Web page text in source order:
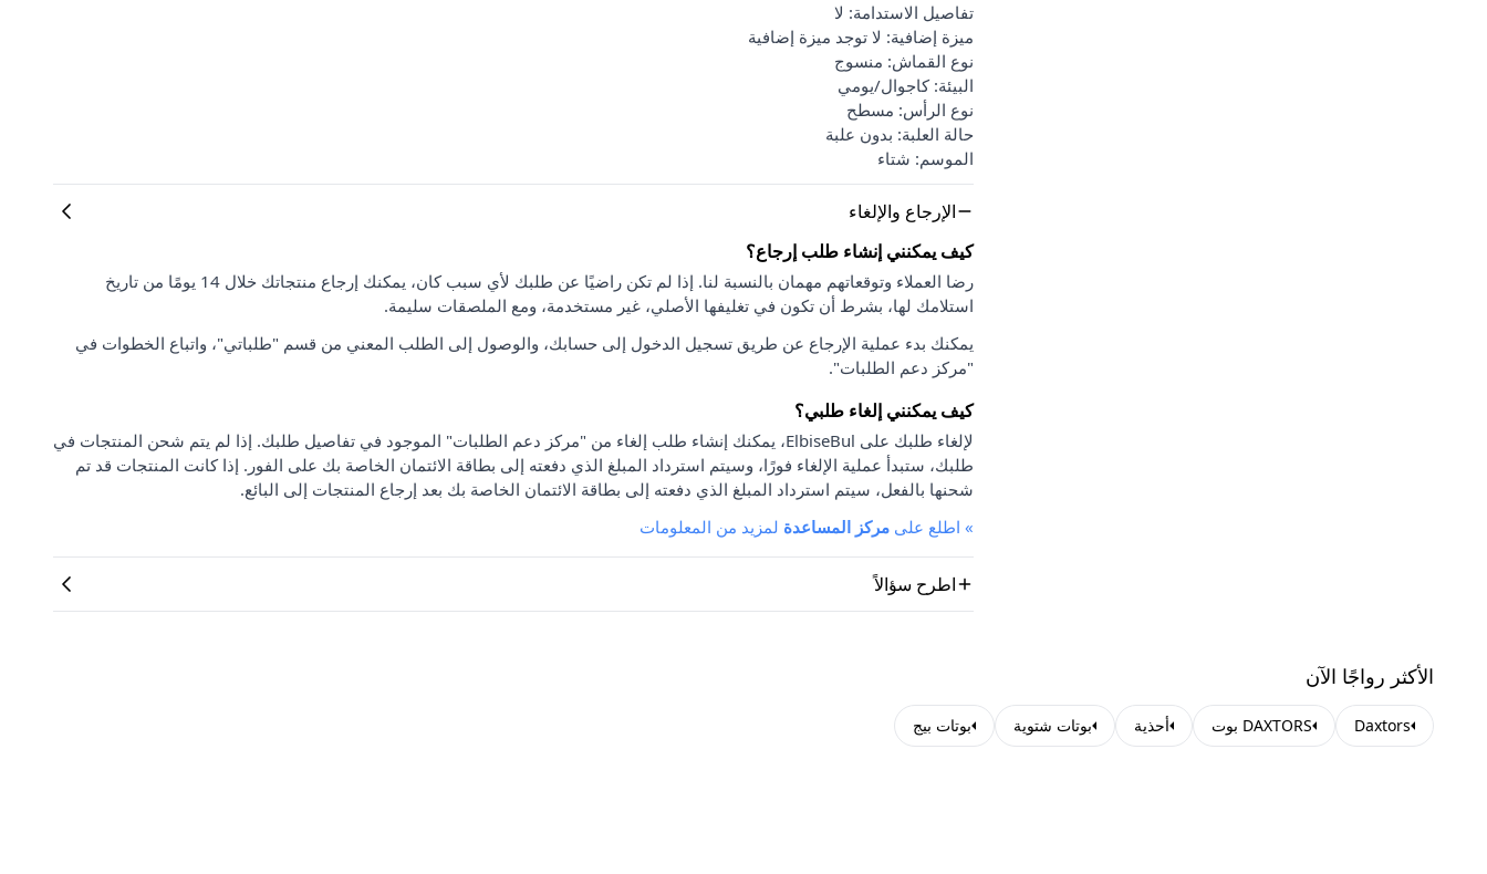
تفاصيل الاستدامة: لا
ميزة إضافية: لا توجد ميزة إضافية
نوع القماش: منسوج
البيئة: كاجوال/يومي
نوع الرأس: مسطح
حالة العلبة: بدون علبة
الموسم: شتاء
الإرجاع والإلغاء
كيف يمكنني إنشاء طلب إرجاع؟
رضا العملاء وتوقعاتهم مهمان بالنسبة لنا. إذا لم تكن راضيًا عن طلبك لأي سبب كان، يمكنك إرجاع منتجاتك خلال 14 يومًا من تاريخ
استلامك لها، بشرط أن تكون في تغليفها الأصلي، غير مستخدمة، ومع الملصقات سليمة.
يمكنك بدء عملية الإرجاع عن طريق تسجيل الدخول إلى حسابك، والوصول إلى الطلب المعني من قسم "طلباتي"، واتباع الخطوات في
"مركز دعم الطلبات".
كيف يمكنني إلغاء طلبي؟
لإلغاء طلبك على ElbiseBul، يمكنك إنشاء طلب إلغاء من "مركز دعم الطلبات" الموجود في تفاصيل طلبك. إذا لم يتم شحن المنتجات في
طلبك، ستبدأ عملية الإلغاء فورًا، وسيتم استرداد المبلغ الذي دفعته إلى بطاقة الائتمان الخاصة بك على الفور. إذا كانت المنتجات قد تم
شحنها بالفعل، سيتم استرداد المبلغ الذي دفعته إلى بطاقة الائتمان الخاصة بك بعد إرجاع المنتجات إلى البائع.
» اطلع على مركز المساعدة لمزيد من المعلومات
اطرح سؤالاً
الأكثر رواجًا الآن
Daxtors DAXTORS بوت أحذية بوتات شتوية بوتات بيج